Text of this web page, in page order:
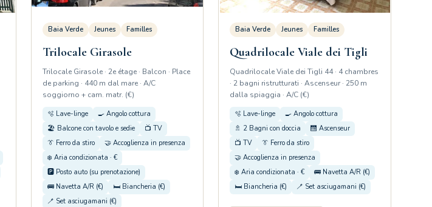
Baia Verde Jeunes Familles
Trilocale Girasole
Trilocale Girasole · 2e étage · Balcon · Place
de parking · 440 m dal mare · A/C
soggiorno + cam. matr. (€)
🫧 Lave-linge
🍳 Angolo cottura
🏖️ Balcone con tavolo e sedie
📺 TV
👔 Ferro da stiro
🤝 Accoglienza in presenza
❄️ Aria condizionata · €
🅿️ Posto auto (su prenotazione)
🚌 Navetta A/R (€)
🛏️ Biancheria (€)
🪥 Set asciugamani (€)
Baia Verde Jeunes Familles
Quadrilocale Viale dei Tigli
Quadrilocale Viale dei Tigli 44 · 4 chambres
· 2 bagni ristrutturati · Ascenseur · 250 m
dalla spiaggia · A/C (€)
🫧 Lave-linge
🍳 Angolo cottura
🚿 2 Bagni con doccia
🛗 Ascenseur
📺 TV
👔 Ferro da stiro
🤝 Accoglienza in presenza
❄️ Aria condizionata · €
🚌 Navetta A/R (€)
🛏️ Biancheria (€)
🪥 Set asciugamani (€)